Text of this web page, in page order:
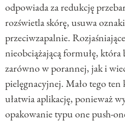
odpowiada za redukcję
rozświetla skórę, usuwa
przeciwzapalnie.
nieobciążającą formułę, która
zarówno w porannej, jak i
pielęgnacyjnej. Mało tego
ułatwia aplikację, ponieważ
opakowanie typu one push-